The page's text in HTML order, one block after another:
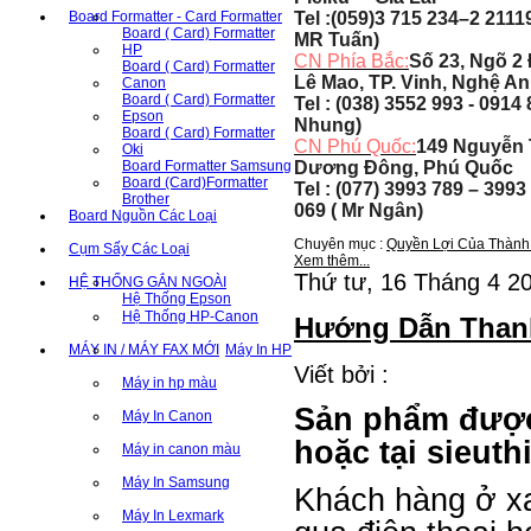
Board Formatter - Card Formatter
Board ( Card) Formatter
HP
Board ( Card) Formatter
Canon
Board ( Card) Formatter
Epson
Board ( Card) Formatter
Oki
Board Formatter Samsung
Board (Card)Formatter
Brother
Board Nguồn Các Loại
Cụm Sấy Các Loại
HỆ THỐNG GẮN NGOÀI
Hệ Thống Epson
Hệ Thống HP-Canon
MÁY IN / MÁY FAX MỚI Máy In HP
Máy in hp màu
Máy In Canon
Máy in canon màu
Máy In Samsung
Máy In Lexmark
CỤM DRUM CANON NPG-
59 CHO DÒNG MÁY IR
2002/2202
CỤM DRUM CANON NPG-59 CHO DÒNG
Tel :(059)3 715 234–2
MR Tuấn)
CN Phía Bắc:Số 23, Ngõ
Lê Mao, TP. Vinh, Nghệ An
Tel : (038) 3552 993 - 0914
Nhung)
CN Phú Quốc:149 Nguyễn
Dương Đông, Phú Quốc
Tel : (077) 3993 789 –
069 ( Mr Ngân)
Chuyên mục : Quyền Lợi Của
Xem thêm...
Thứ tư, 16 Tháng 4
Hướng Dẫn
Viết bởi :
Sản phẩm
hoặc tại
Khách hàng ở